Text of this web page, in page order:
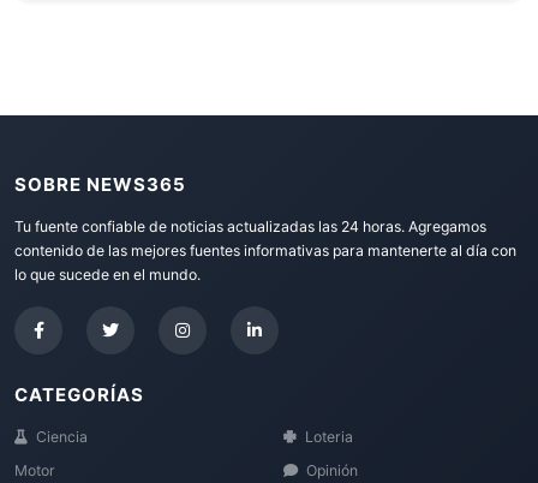
SOBRE NEWS365
Tu fuente confiable de noticias actualizadas las 24 horas. Agregamos
contenido de las mejores fuentes informativas para mantenerte al día con
lo que sucede en el mundo.
CATEGORÍAS
Ciencia
Motor
Loteria
Opinión